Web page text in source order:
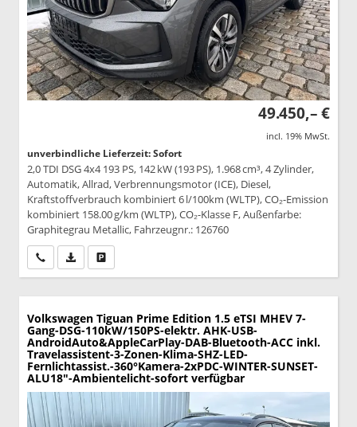
49.450,– €
incl. 19% MwSt.
unverbindliche Lieferzeit: Sofort
2,0 TDI DSG 4x4 193 PS, 142 kW (193 PS), 1.968 cm³, 4 Zylinder,
Automatik, Allrad, Verbrennungsmotor (ICE), Diesel,
Kraftstoffverbrauch kombiniert 6 l/100km (WLTP), CO₂-Emission
kombiniert 158.00 g/km (WLTP), CO₂-Klasse F, Außenfarbe:
Graphitegrau Metallic, Fahrzeugnr.: 126760
Wir rufen Sie anPDF-Datei, Fahrzeugexposé drucken
Volkswagen Tiguan Prime Edition 1.5 eTSI MHEV 7-
Gang-DSG-110kW/150PS-elektr. AHK-USB-
AndroidAuto&AppleCarPlay-DAB-Bluetooth-ACC inkl.
Travelassistent-3-Zonen-Klima-SHZ-LED-
Fernlichtassist.-360°Kamera-2xPDC-WINTER-SUNSET-
ALU18"-Ambientelicht-sofort verfügbar